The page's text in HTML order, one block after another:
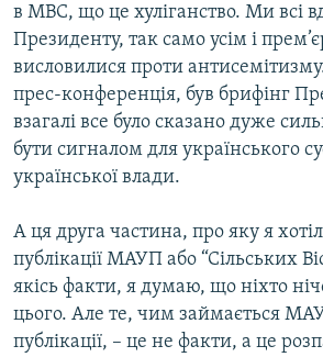
в МВС, що це хуліганство. Ми всі
Президенту, так само усім і
висловилися проти
прес-конференція, був брифінг
взагалі все було сказано дуже
бути сигналом для українського
української влади.
А ця друга частина, про яку я
публікації МАУП або “Сільських
якісь факти, я думаю, що ніхто
цього. Але те, чим займається
публікації, – це не факти, а це